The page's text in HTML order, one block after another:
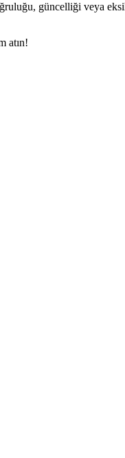
güncelliği veya
atın!